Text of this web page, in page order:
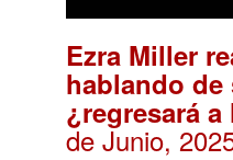
Ezra Miller
hablando
¿regresará
de Junio,